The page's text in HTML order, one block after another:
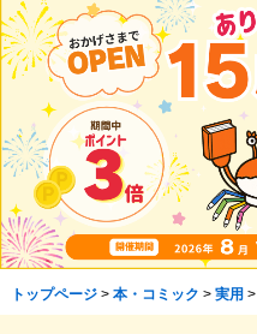
トップページ> 本・コミック > 実用 >